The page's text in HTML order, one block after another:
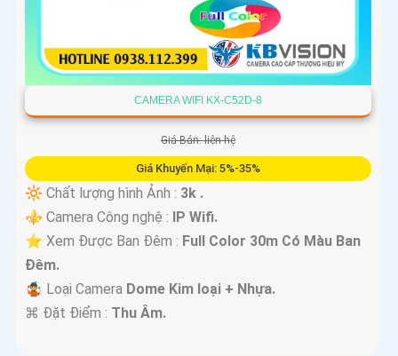
CAMERA WIFI KX-C52D-8
Giá Bán: liên hệ
Giá Khuyến Mại: 5%-35%
🔆 Chất lượng hình Ảnh : 3k .
⚜️ Camera Công nghệ : IP Wifi.
⭐ Xem Được Ban Đêm : Full Color 30m Có Màu Ban
Ðêm.
🤹 Loại Camera Dome Kim loại + Nhựa.
️⌘ Đặt Điểm : Thu Âm.